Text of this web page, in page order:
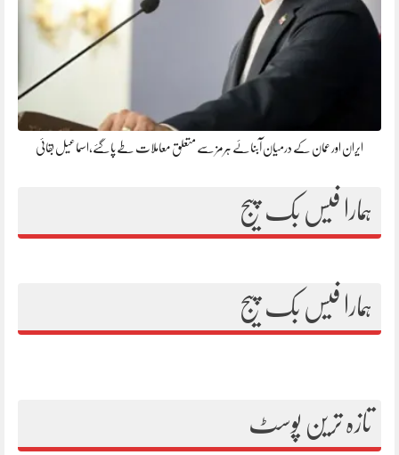
ایران اور عمان کے درمیان آبنائے ہرمز سے متعلق معاملات طے پاگئے،اسماعیل بقائی
ہمارا فیس بک پیج
ہمارا فیس بک پیج
تازہ ترین پوسٹ